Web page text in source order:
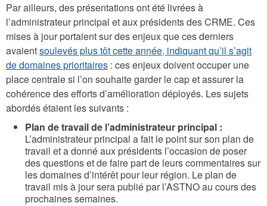
Par ailleurs, des présentations ont été livrées à
l’administrateur principal et aux présidents des CRME. Ces
mises à jour portaient sur des enjeux que ces derniers
avaientsoulevés plus tôt cette année, indiquant qu’il s’agit
de domaines prioritaires : ces enjeux doivent occuper une
place centrale si l’on souhaite garder le cap et assurer la
cohérence des efforts d’amélioration déployés. Les sujets
abordés étaient les suivants :
Plan de travail de l’administrateur principal :
L’administrateur principal a fait le point sur son plan de
travail et a donné aux présidents l’occasion de poser
des questions et de faire part de leurs commentaires sur
les domaines d’intérêt pour leur région. Le plan de
travail mis à jour sera publié par l’ASTNO au cours des
prochaines semaines.